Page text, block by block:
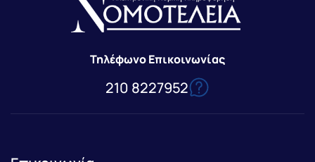
Τηλέφωνο Επικοινωνίας
210 8227952